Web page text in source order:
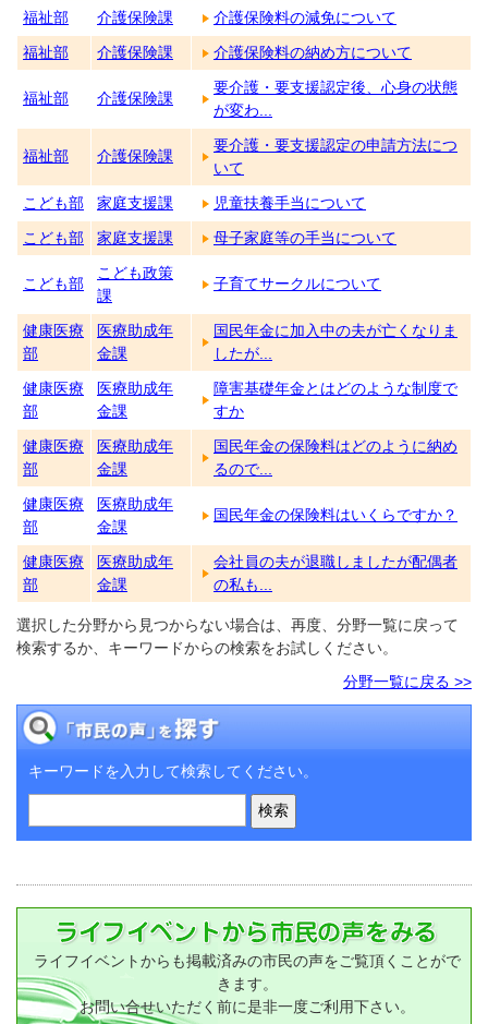
福祉部
介護保険課
介護保険料の減免について
福祉部
介護保険課 介護保険料の納め方について
福祉部 介護保険課
要介護・要支援認定後、心身の状態
が変わ...
福祉部 介護保険課
要介護・要支援認定の申請方法につ
いて
こども部
家庭支援課
児童扶養手当について
こども部
家庭支援課 母子家庭等の手当について
こども部
こども政策
課
子育てサークルについて
健康医療
部
医療助成年
金課
国民年金に加入中の夫が亡くなりま
したが...
健康医療
部
医療助成年
金課
障害基礎年金とはどのような制度で
すか
健康医療
部
医療助成年
金課
国民年金の保険料はどのように納め
るので...
健康医療
部
医療助成年
金課
国民年金の保険料はいくらですか？
健康医療
部
医療助成年
金課
会社員の夫が退職しましたが配偶者
の私も...
選択した分野から見つからない場合は、再度、分野一覧に戻って
検索するか、キーワードからの検索をお試しください。
分野一覧に戻る >>
キーワードを入力して検索してください。
ライフイベントからも掲載済みの市民の声をご覧頂くことがで
きます。
お問い合せいただく前に是非一度ご利用下さい。